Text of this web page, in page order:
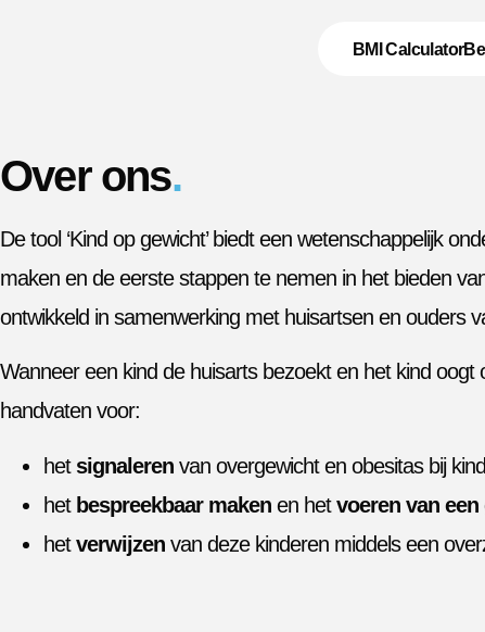
BMI Calculator
Over ons.
De tool ‘Kind op gewicht’ biedt een wetenschappelijk
maken en de eerste stappen te nemen in het bieden
ontwikkeld in samenwerking met huisartsen en ouders
Wanneer een kind de huisarts bezoekt en het kind
handvaten voor:
het signaleren van overgewicht en obesitas bij
het bespreekbaar maken en hetvoeren van
hetverwijzen van deze kinderen middels een